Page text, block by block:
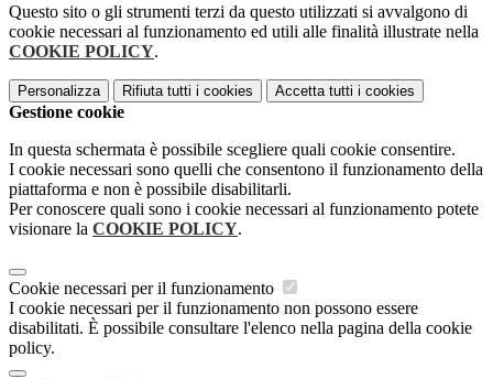
Questo sito o gli strumenti terzi da questo utilizzati si avvalgono di
cookie necessari al funzionamento ed utili alle finalità illustrate nella
COOKIE POLICY.
Personalizza Rifiuta tutti i cookies Accetta tutti i cookies
Gestione cookie
In questa schermata è possibile scegliere quali cookie consentire.
I cookie necessari sono quelli che consentono il funzionamento della
piattaforma e non è possibile disabilitarli.
Per conoscere quali sono i cookie necessari al funzionamento potete
visionare la COOKIE POLICY.
Cookie necessari per il funzionamento
I cookie necessari per il funzionamento non possono essere
disabilitati. È possibile consultare l'elenco nella pagina della cookie
policy.